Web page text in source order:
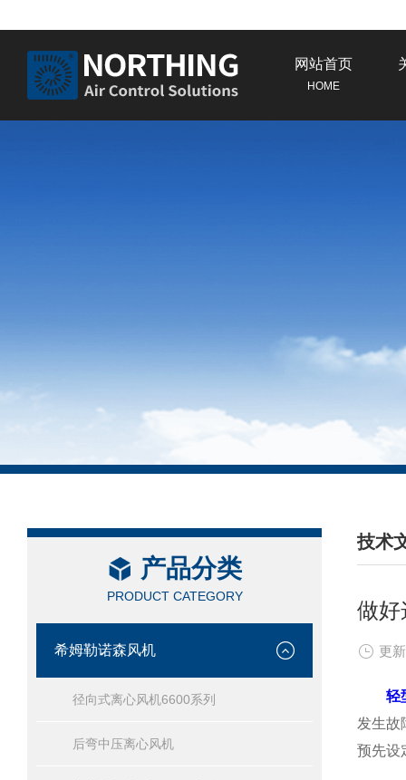
网站首页
HOME
产品分类
PRODUCT CATEGORY
希姆勒诺森风机
径向式离心风机6600系列
后弯中压离心风机
技术
/
做好
更
轻
发生故
预先设